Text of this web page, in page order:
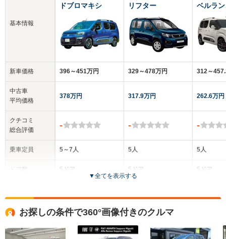
基本情報
新車価格
中古車
平均価格
クチコミ
総合評価
乗車定員
ドア数
ドブロマキシ
396～451万円
378万円
-
5～7人
5ドア
全高
リフター
329～478万円
317.9万円
-
5人
5ドア
全高
ベルラ
312～
262.6万円
-
5人
5ドア
全高
▼全てを表示する
お探しの条件で360°画像付きのクルマ